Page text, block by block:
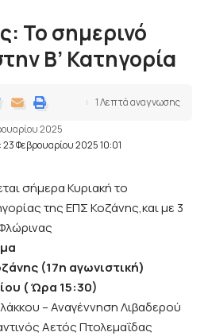
Το σημερινό
Β’ Κατηγορία
Φεβρουαρίου 2025 10:01
2025
1 Λεπτά αναγνωσης
σήμερα Κυριακή το
της ΕΠΣ Κοζάνης,και με 3
(17η αγωνιστική)
( Ώρα 15:30)
– Αναγέννηση Λιβαδερού
Αετός Πτολεμαΐδας